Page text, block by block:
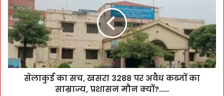
सेलाकुई का सच, खसरा 3288 पर अवैध कब्जों का
साम्राज्य, प्रशासन मौन क्यों?.....